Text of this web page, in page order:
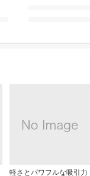
軽さとパワフルな吸引力